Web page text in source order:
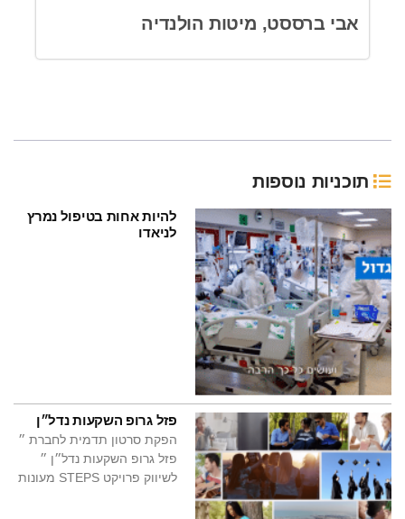
אבי ברססט, מיטות הולנדיה
תוכניות נוספות
להיות אחות בטיפול נמרץ
לניאדו
פזל גרופ השקעות נדל״ן
הפקת סרטון תדמית לחברת ״
פזל גרופ השקעות נדל״ן ״
לשיווק פרויקט STEPS מעונות